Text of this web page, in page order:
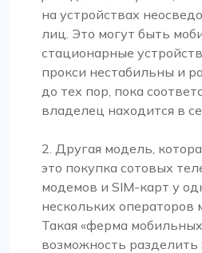
на устройствах
лиц. Это могут быть
стационарные
прокси нестабильны и
до тех пор, пока
владелец находится в
2. Другая модель,
это покупка сотовых
модемов и SIM-карт у
нескольких операторов
Такая «ферма
возможность разделить